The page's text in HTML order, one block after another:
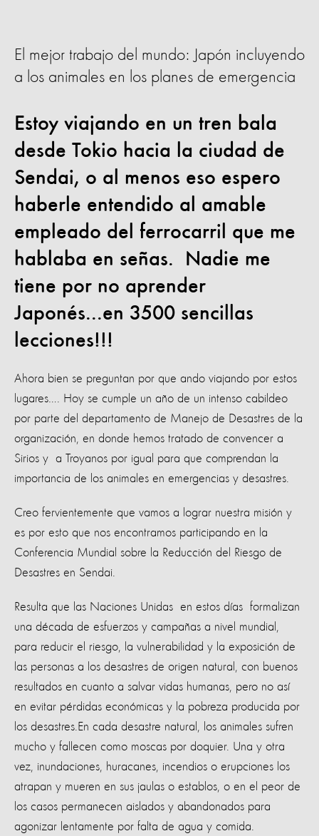
El mejor trabajo del mundo: Japón incluyendo
a los animales en los planes de emergencia
Estoy viajando en un tren bala
desde Tokio hacia la ciudad de
Sendai, o al menos eso espero
haberle entendido al amable
empleado del ferrocarril que me
hablaba en señas. Nadie me
tiene por no aprender
Japonés...en 3500 sencillas
lecciones!!!
Ahora bien se preguntan por que ando viajando por estos
lugares…. Hoy se cumple un año de un intenso cabildeo
por parte del departamento de Manejo de Desastres de la
organización, en donde hemos tratado de convencer a
Sirios y a Troyanos por igual para que comprendan la
importancia de los animales en emergencias y desastres.
Creo fervientemente que vamos a lograr nuestra misión y
es por esto que nos encontramos participando en la
Conferencia Mundial sobre la Reducción del Riesgo de
Desastres en Sendai.
Resulta que las Naciones Unidas en estos días formalizan
una década de esfuerzos y campañas a nivel mundial,
para reducir el riesgo, la vulnerabilidad y la exposición de
las personas a los desastres de origen natural, con buenos
resultados en cuanto a salvar vidas humanas, pero no así
en evitar pérdidas económicas y la pobreza producida por
los desastres. En cada desastre natural, los animales sufren
mucho y fallecen como moscas por doquier. Una y otra
vez, inundaciones, huracanes, incendios o erupciones los
atrapan y mueren en sus jaulas o establos, o en el peor de
los casos permanecen aislados y abandonados para
agonizar lentamente por falta de agua y comida.